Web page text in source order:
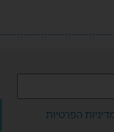
הפרטיות